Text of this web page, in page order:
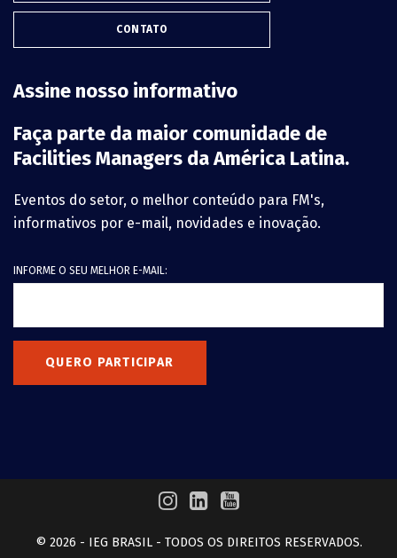
CONTATO
Assine nosso informativo
Faça parte da maior comunidade de
Facilities Managers da América Latina.
Eventos do setor, o melhor conteúdo para FM's,
informativos por e-mail, novidades e inovação.
INFORME O SEU MELHOR E-MAIL:
QUERO PARTICIPAR
© 2026 - IEG BRASIL - TODOS OS DIREITOS RESERVADOS.